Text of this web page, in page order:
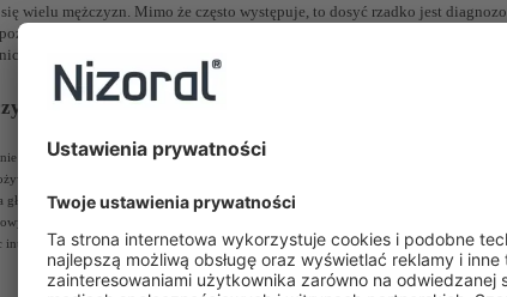
wielu mężczyzn. Mimo że często występuje, to dosyć rzadko jest
się
i cieszyć pięknym zarostem, pozbawionym
Nizoral?
zarostu sprawia, że skóra twarzy wysusza się i jest bardziej podatna na różne
przez nas pokarmów, kurz, a także różne zanieczyszczenia z otoczenia.
głowie, jak i w rejonie twarzy – tam, gdzie znajduje się zarost, mogą być drożdże
74%). Grzyby te b udują naturalną mikroflorę ludzkiej skóry, jednak ich
intymnych.